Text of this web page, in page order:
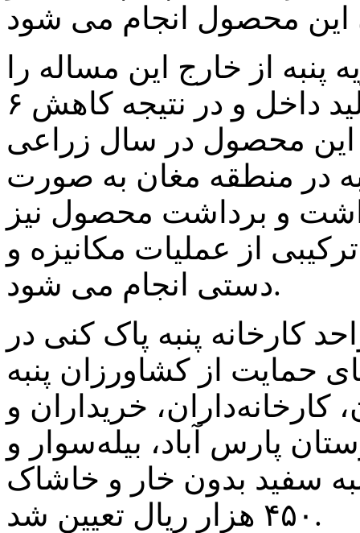
پنبه از خارج این مساله را
موجب پایین ماندن قیمت پنبه تولید داخل و در نتیجه کاهش ۶
محصول در سال زراعی
در منطقه مغان به صورت
و برداشت محصول نیز
از عملیات مکانیزه و
دستی انجام می شود.
اشاره به فعالیت ۱۲ واحد کارخانه پنبه پاک کنی در
حمایت از کشاورزان پنبه
خریداران و
پارس آباد، بیله‌سوار و
سفید بدون خار و خاشاک
۴۵۰ هزار ریال تعیین شد.